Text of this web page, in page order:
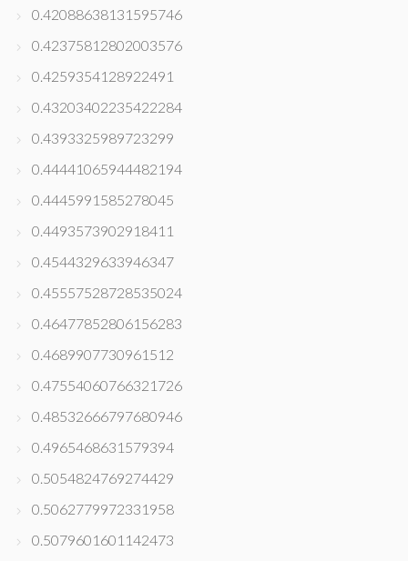
0.42088638131595746
0.42375812802003576
0.4259354128922491
0.43203402235422284
0.4393325989723299
0.44441065944482194
0.4445991585278045
0.4493573902918411
0.4544329633946347
0.45557528728535024
0.46477852806156283
0.4689907730961512
0.47554060766321726
0.48532666797680946
0.4965468631579394
0.5054824769274429
0.5062779972331958
0.5079601601142473